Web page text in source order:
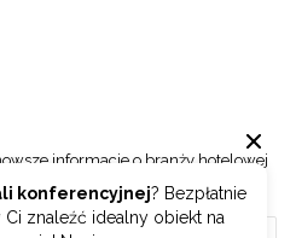
konferencyjnej? Bezpłatnie
znaleźć idealny obiekt na
informacje o branży hotelowej